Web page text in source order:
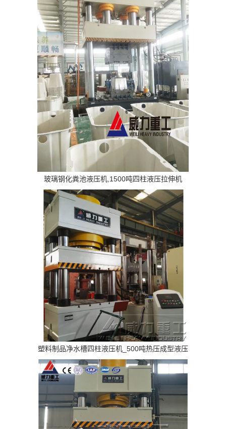
玻璃钢化粪池液压机,1500吨四柱液压拉伸机
塑料制品净水槽四柱液压机_500吨热压成型液压